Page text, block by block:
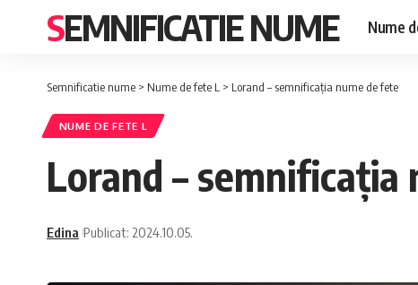
SEMNIFICATIE NUME Nume
Semnificatie nume > Nume de fete L > Lorand – semnificația nume de fete
NUME DE FETE L
Lorand – semnificația
Edina Publicat: 2024.10.05.